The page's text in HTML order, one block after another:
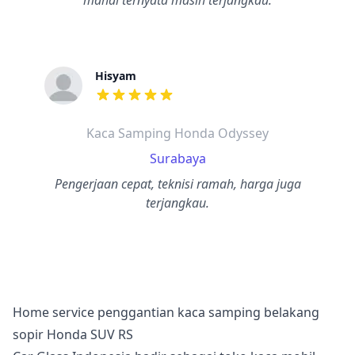
Hisyam
dari ulasan adalah bintang lima
Kaca Samping Honda Odyssey
Surabaya
Pengerjaan cepat, teknisi ramah, harga juga
terjangkau.
Home service penggantian kaca samping belakang
sopir Honda SUV RS